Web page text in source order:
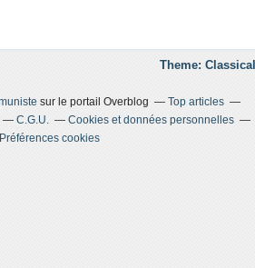
Theme:
sur le portail Overblog
Top articles
C.G.U.
Cookies et données personnelles
Préférences cookies